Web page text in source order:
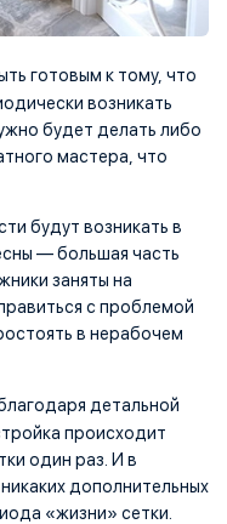
готовым к тому, что
возникать
будет делать либо
мастера, что
будут возникать в
— большая часть
заняты на
с проблемой
в нерабочем
детальной
происходит
один раз. И в
дополнительных
«жизни» сетки.